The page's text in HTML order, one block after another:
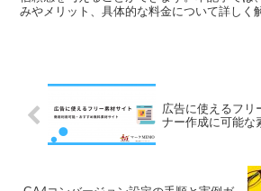
みやメリット、具体的な料金について詳しく
広告に使えるフリ
ナー作成に可能な